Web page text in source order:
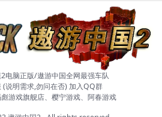
电脑正版/遨游中国全网最强车队
(说明需求,勿问在否) 加入QQ群
游戏旗舰店、樱宁游戏、阿春游戏